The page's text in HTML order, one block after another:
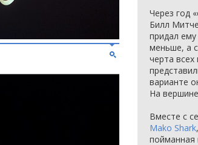
Через год
Билл
придал
меньше, а
черта
варианте
На
Вместе с
Mako Shark
пойманная